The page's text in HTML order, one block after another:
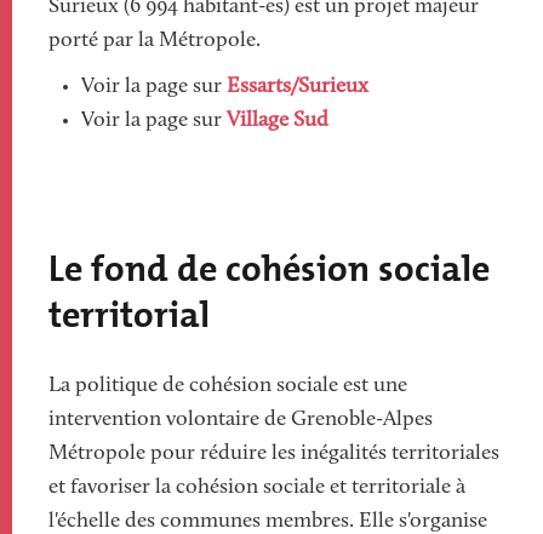
Surieux (6 994 habitant-es) est un projet majeur
porté par la Métropole.
Voir la page sur Essarts/Surieux
Voir la page sur Village Sud
Le fond de cohésion sociale
territorial
La politique de cohésion sociale est une
intervention volontaire de Grenoble-Alpes
Métropole pour réduire les inégalités territoriales
et favoriser la cohésion sociale et territoriale à
l'échelle des communes membres. Elle s'organise